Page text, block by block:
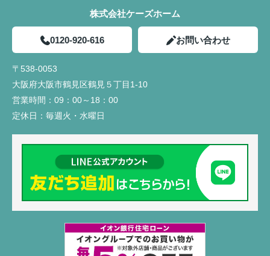
株式会社ケーズホーム
0120-920-616 お問い合わせ
〒538-0053
大阪府大阪市鶴見区鶴見５丁目1-10
営業時間： 09：00～18：00
定休日： 毎週火・水曜日